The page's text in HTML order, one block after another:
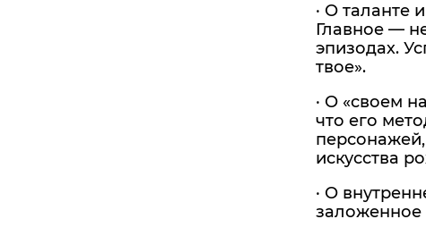
· О таланте
Главное —
эпизодах.
твое».
· О «своем
что его
искусства
· О
заложенное